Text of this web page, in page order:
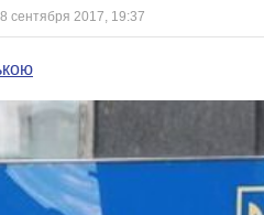
сентября 2017, 19:37